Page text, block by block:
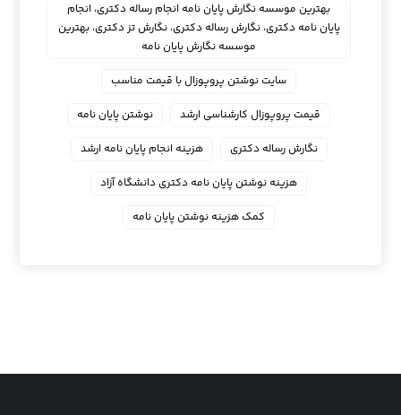
بهترین موسسه نگارش پایان نامه انجام رساله دکتری، انجام
پایان نامه دکتری، نگارش رساله دکتری، نگارش تز دکتری، بهترین
موسسه نگارش پایان نامه
سایت نوشتن پروپوزال با قیمت مناسب
قیمت پروپوزال کارشناسی ارشد
نوشتن پایان نامه
نگارش رساله دکتری
هزینه انجام پایان نامه ارشد
هزینه نوشتن پایان نامه دکتری دانشگاه آزاد
کمک هزینه نوشتن پایان نامه